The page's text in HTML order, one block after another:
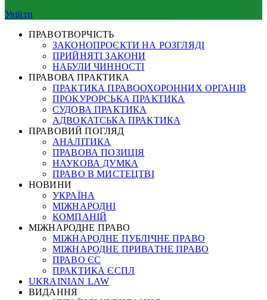
Увійти
ПРАВОТВОРЧІСТЬ
ЗАКОНОПРОЄКТИ НА РОЗГЛЯДІ
ПРИЙНЯТІ ЗАКОНИ
НАБУЛИ ЧИННОСТІ
ПРАВОВА ПРАКТИКА
ПРАКТИКА ПРАВООХОРОННИХ ОРГАНІВ
ПРОКУРОРСЬКА ПРАКТИКА
СУДОВА ПРАКТИКА
АДВОКАТСЬКА ПРАКТИКА
ПРАВОВИЙ ПОГЛЯД
АНАЛІТИКА
ПРАВОВА ПОЗИЦІЯ
НАУКОВА ДУМКА
ПРАВО В МИСТЕЦТВІ
НОВИНИ
УКРАЇНА
МІЖНАРОДНІ
КОМПАНІЙ
МІЖНАРОДНЕ ПРАВО
МІЖНАРОДНЕ ПУБЛІЧНЕ ПРАВО
МІЖНАРОДНЕ ПРИВАТНЕ ПРАВО
ПРАВО ЄС
ПРАКТИКА ЄСПЛ
UKRAINIAN LAW
ВИДАННЯ